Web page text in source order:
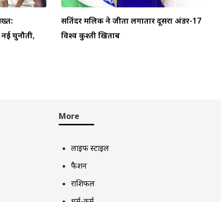
चुनौती,
सतिंदर मलिक ने जीता लगातार दूसरा अंडर-17
विश्व कुश्ती खिताब
More
लाइफ स्टाइल
फैशन
राशिफल